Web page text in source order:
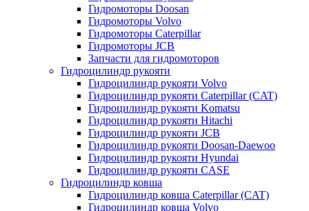
Гидромоторы Doosan
Гидромоторы Volvo
Гидромоторы Caterpillar
Гидромоторы JCB
Запчасти для гидромоторов
Гидроцилиндр рукояти
Гидроцилиндр рукояти Volvo
Гидроцилиндр рукояти Caterpillar (CAT)
Гидроцилиндр рукояти Komatsu
Гидроцилиндр рукояти Hitachi
Гидроцилиндр рукояти JCB
Гидроцилиндр рукояти Doosan-Daewoo
Гидроцилиндр рукояти Hyundai
Гидроцилиндр рукояти CASE
Гидроцилиндр ковша
Гидроцилиндр ковша Caterpillar (CAT)
Гидроцилиндр ковша Volvo